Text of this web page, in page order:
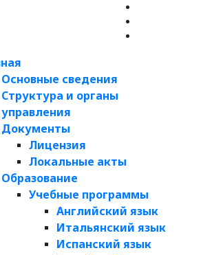
Основные сведения
Структура и органы
управления
Документы
Лицензия
Локальные акты
Образование
Учебные программы
Английский язык
Итальянский язык
Испанский язык